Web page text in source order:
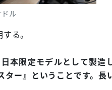
ル
る。
本限定モデルとして製造
ー』ということです。長